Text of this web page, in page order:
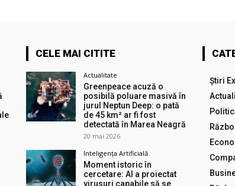
CELE MAI CITITE
Actualitate
Greenpeace acuză o
posibilă poluare masivă în
jurul Neptun Deep: o pată
de 45 km² ar fi fost
detectată în Marea Neagră
20 mai 2026
Inteligența Artificială
Moment istoric în
cercetare: AI a proiectat
virusuri capabile să se
Știri